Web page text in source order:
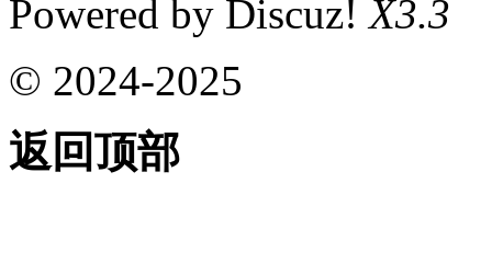
Powered by Discuz!X3.3
© 2024-2025
返回顶部